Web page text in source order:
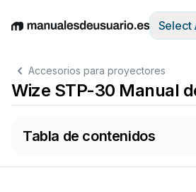
EnglishDeutschEspañolItaliano
Select
Accesorios para proyectores
Wize STP-30 Manual
Tabla de contenidos